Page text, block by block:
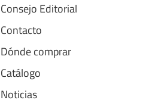
Consejo Editorial
Contacto
Dónde comprar
Catálogo
Noticias